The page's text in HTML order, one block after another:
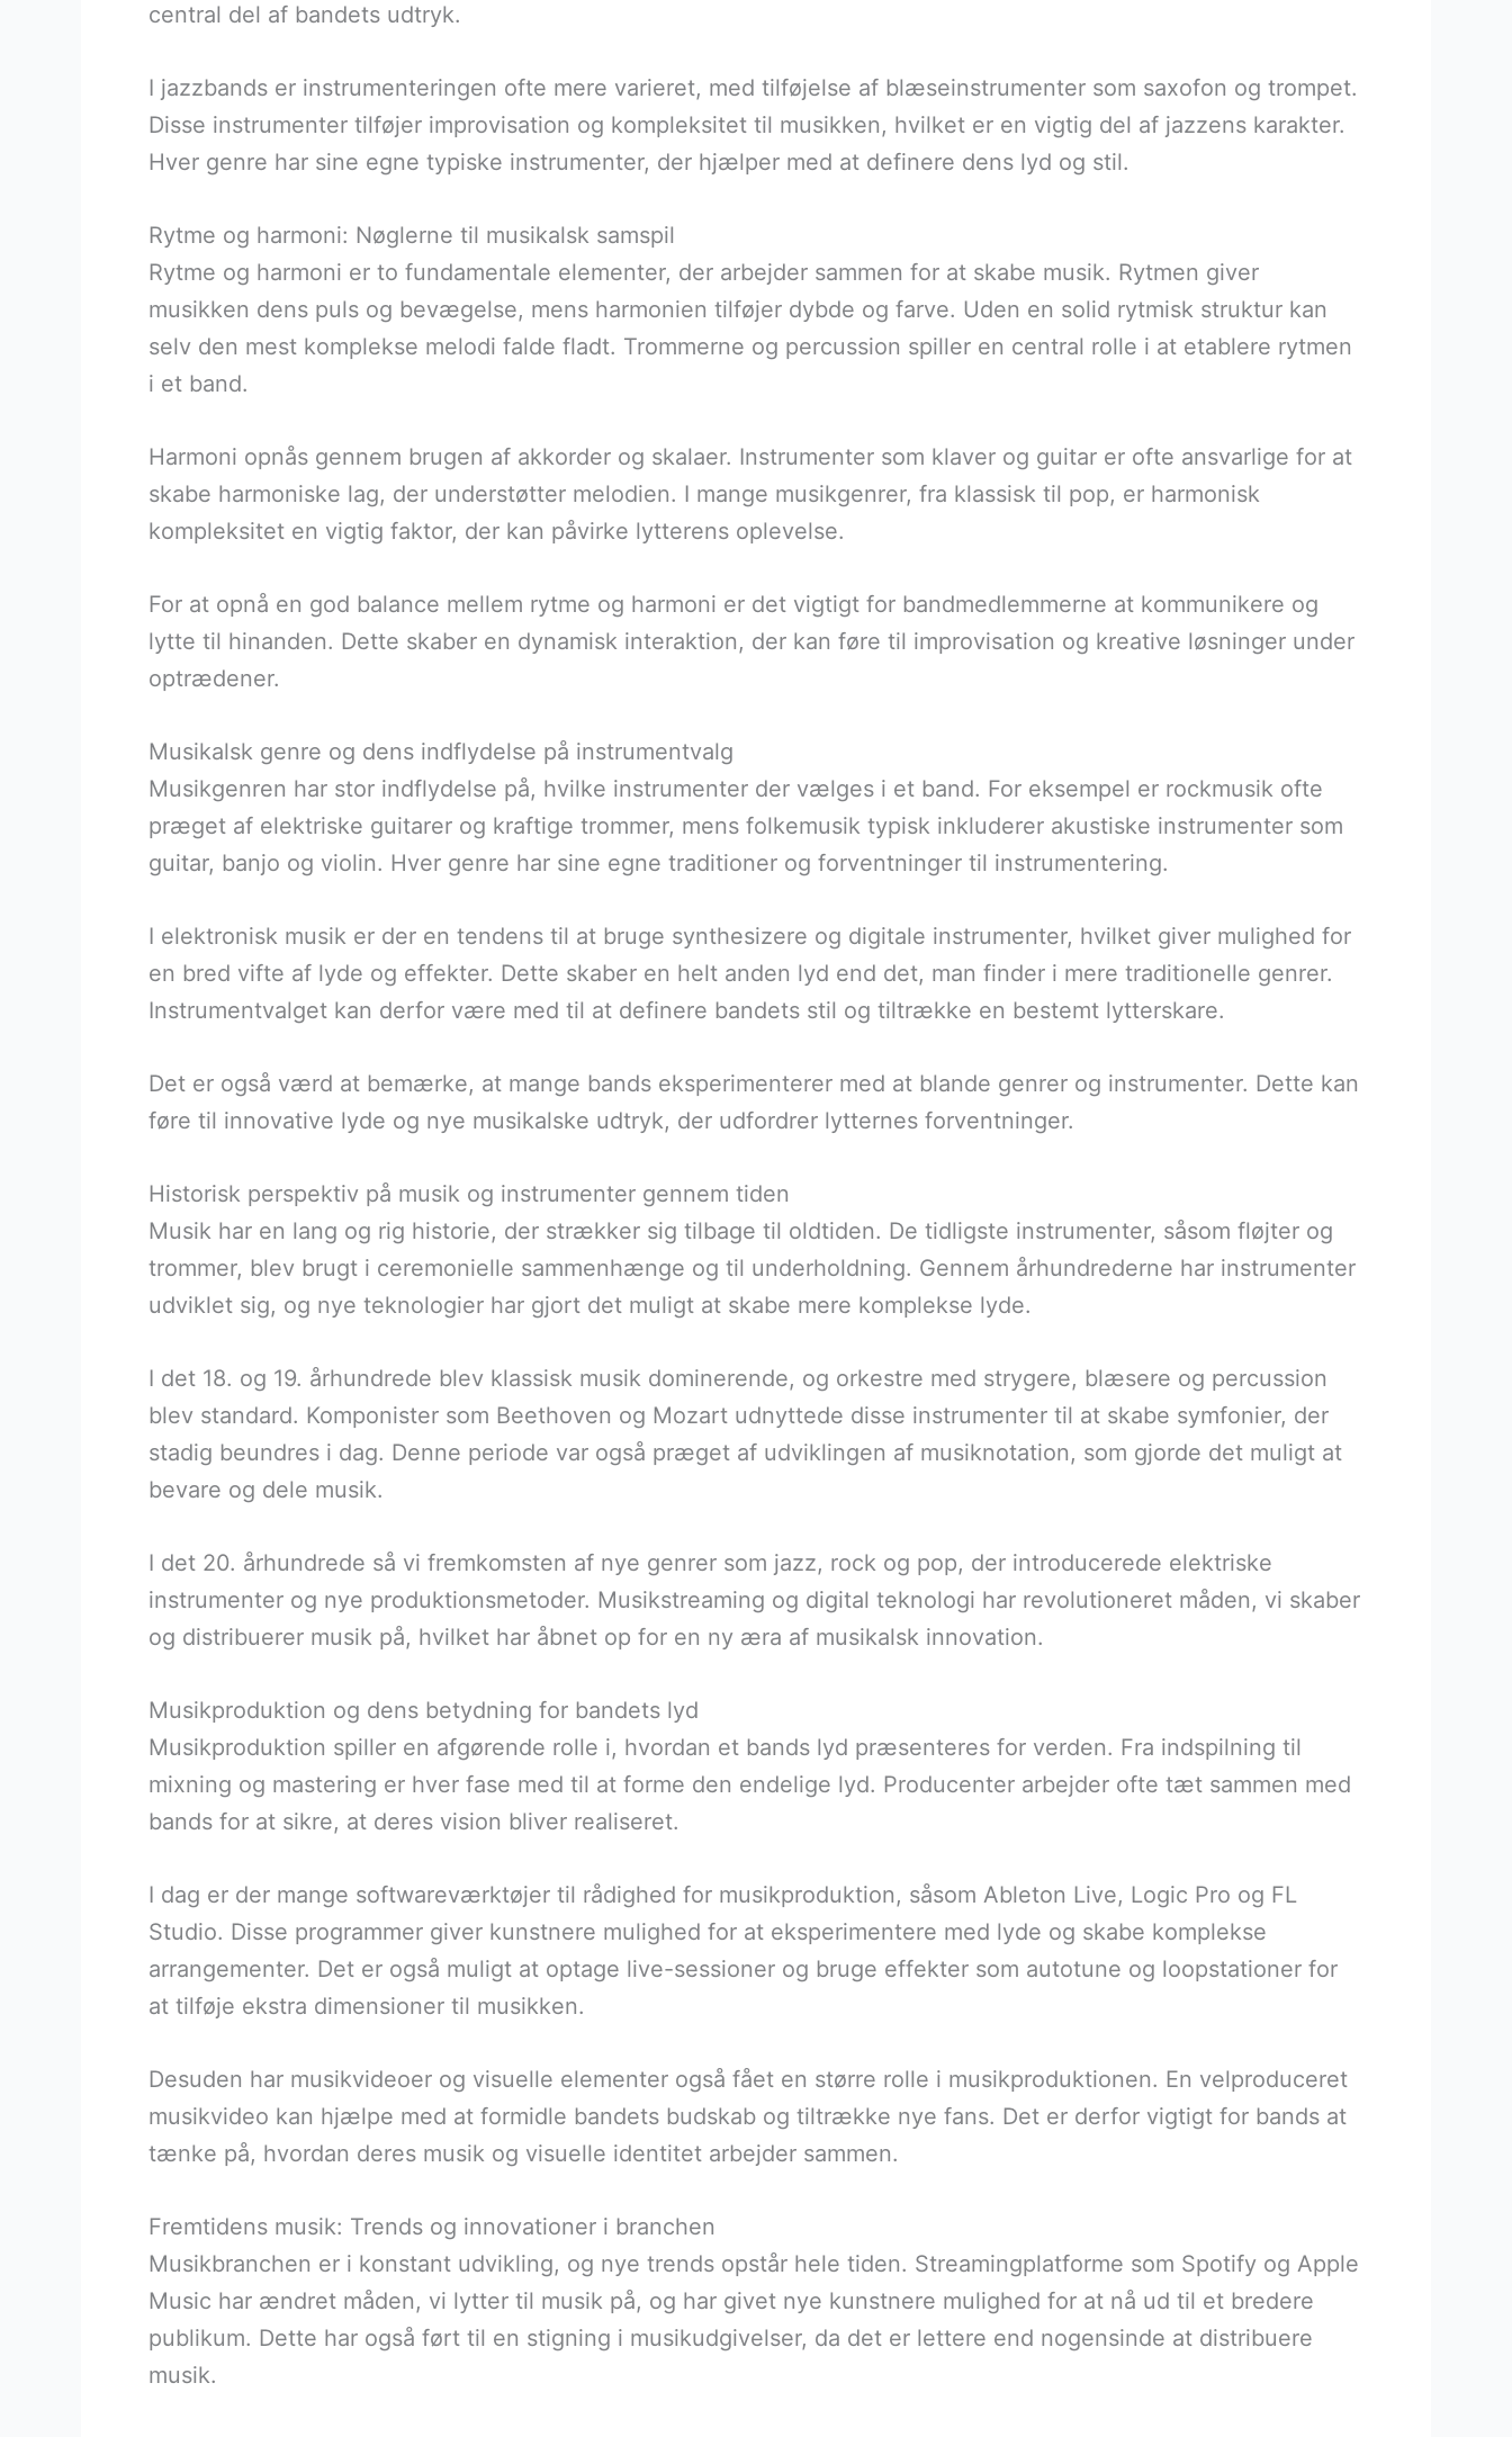
central del af bandets udtryk.
I jazzbands er instrumenteringen ofte mere varieret, med tilføjelse af blæseinstrumenter som saxofon og trompet.
Disse instrumenter tilføjer improvisation og kompleksitet til musikken, hvilket er en vigtig del af jazzens karakter.
Hver genre har sine egne typiske instrumenter, der hjælper med at definere dens lyd og stil.
Rytme og harmoni: Nøglerne til musikalsk samspil
Rytme og harmoni er to fundamentale elementer, der arbejder sammen for at skabe musik. Rytmen giver
musikken dens puls og bevægelse, mens harmonien tilføjer dybde og farve. Uden en solid rytmisk struktur kan
selv den mest komplekse melodi falde fladt. Trommerne og percussion spiller en central rolle i at etablere rytmen
i et band.
Harmoni opnås gennem brugen af akkorder og skalaer. Instrumenter som klaver og guitar er ofte ansvarlige for at
skabe harmoniske lag, der understøtter melodien. I mange musikgenrer, fra klassisk til pop, er harmonisk
kompleksitet en vigtig faktor, der kan påvirke lytterens oplevelse.
For at opnå en god balance mellem rytme og harmoni er det vigtigt for bandmedlemmerne at kommunikere og
lytte til hinanden. Dette skaber en dynamisk interaktion, der kan føre til improvisation og kreative løsninger under
optrædener.
Musikalsk genre og dens indflydelse på instrumentvalg
Musikgenren har stor indflydelse på, hvilke instrumenter der vælges i et band. For eksempel er rockmusik ofte
præget af elektriske guitarer og kraftige trommer, mens folkemusik typisk inkluderer akustiske instrumenter som
guitar, banjo og violin. Hver genre har sine egne traditioner og forventninger til instrumentering.
I elektronisk musik er der en tendens til at bruge synthesizere og digitale instrumenter, hvilket giver mulighed for
en bred vifte af lyde og effekter. Dette skaber en helt anden lyd end det, man finder i mere traditionelle genrer.
Instrumentvalget kan derfor være med til at definere bandets stil og tiltrække en bestemt lytterskare.
Det er også værd at bemærke, at mange bands eksperimenterer med at blande genrer og instrumenter. Dette kan
føre til innovative lyde og nye musikalske udtryk, der udfordrer lytternes forventninger.
Historisk perspektiv på musik og instrumenter gennem tiden
Musik har en lang og rig historie, der strækker sig tilbage til oldtiden. De tidligste instrumenter, såsom fløjter og
trommer, blev brugt i ceremonielle sammenhænge og til underholdning. Gennem århundrederne har instrumenter
udviklet sig, og nye teknologier har gjort det muligt at skabe mere komplekse lyde.
I det 18. og 19. århundrede blev klassisk musik dominerende, og orkestre med strygere, blæsere og percussion
blev standard. Komponister som Beethoven og Mozart udnyttede disse instrumenter til at skabe symfonier, der
stadig beundres i dag. Denne periode var også præget af udviklingen af musiknotation, som gjorde det muligt at
bevare og dele musik.
I det 20. århundrede så vi fremkomsten af nye genrer som jazz, rock og pop, der introducerede elektriske
instrumenter og nye produktionsmetoder. Musikstreaming og digital teknologi har revolutioneret måden, vi skaber
og distribuerer musik på, hvilket har åbnet op for en ny æra af musikalsk innovation.
Musikproduktion og dens betydning for bandets lyd
Musikproduktion spiller en afgørende rolle i, hvordan et bands lyd præsenteres for verden. Fra indspilning til
mixning og mastering er hver fase med til at forme den endelige lyd. Producenter arbejder ofte tæt sammen med
bands for at sikre, at deres vision bliver realiseret.
I dag er der mange softwareværktøjer til rådighed for musikproduktion, såsom Ableton Live, Logic Pro og FL
Studio. Disse programmer giver kunstnere mulighed for at eksperimentere med lyde og skabe komplekse
arrangementer. Det er også muligt at optage live-sessioner og bruge effekter som autotune og loopstationer for
at tilføje ekstra dimensioner til musikken.
Desuden har musikvideoer og visuelle elementer også fået en større rolle i musikproduktionen. En velproduceret
musikvideo kan hjælpe med at formidle bandets budskab og tiltrække nye fans. Det er derfor vigtigt for bands at
tænke på, hvordan deres musik og visuelle identitet arbejder sammen.
Fremtidens musik: Trends og innovationer i branchen
Musikbranchen er i konstant udvikling, og nye trends opstår hele tiden. Streamingplatforme som Spotify og Apple
Music har ændret måden, vi lytter til musik på, og har givet nye kunstnere mulighed for at nå ud til et bredere
publikum. Dette har også ført til en stigning i musikudgivelser, da det er lettere end nogensinde at distribuere
musik.